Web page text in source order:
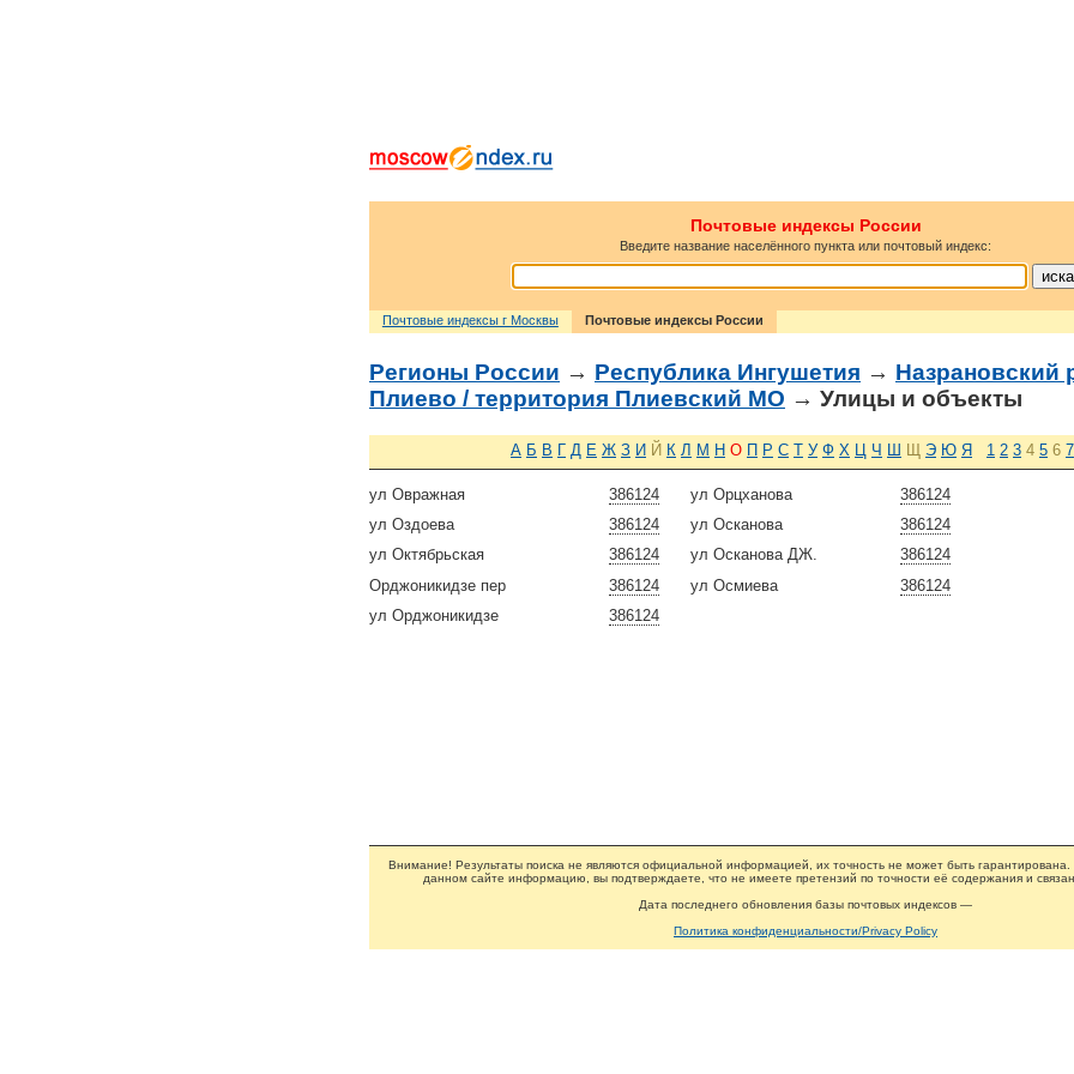
Почтовые индексы России
Введите название населённого пункта или почтовый индекс:
Почтовые индексы г Москвы Почтовые индексы России
Регионы России → Республика Ингушетия → Назрановский
Плиево / территория Плиевский МО → Улицы и объекты
А Б В Г Д Е Ж З И Й К Л М Н О П Р С Т У Ф Х Ц Ч Ш Щ Э Ю Я 1 2 3 4 5 6 7
386124
ул Овражная
386124
ул Оздоева
386124
ул Октябрьская
386124
Орджоникидзе пер
386124
ул Орджоникидзе
386124
ул Орцханова
386124
ул Осканова
386124
ул Осканова ДЖ.
386124
ул Осмиева
Внимание! Результаты поиска не являются официальной информацией, их точность не может быть гарантирована.
данном сайте информацию, вы подтверждаете, что не имеете претензий по точности её содержания и
Дата последнего обновления базы почтовых индексов —
Политика конфиденциальности/Privacy Policy